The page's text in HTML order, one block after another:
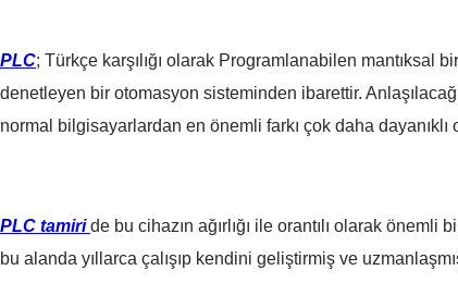
PLC; Türkçe karşılığı olarak Programlanabilen
denetleyen bir otomasyon sisteminden ibarettir.
normal bilgisayarlardan en önemli farkı çok daha
PLC tamiride bu cihazın ağırlığı ile orantılı olarak
bu alanda yıllarca çalışıp kendini geliştirmiş ve